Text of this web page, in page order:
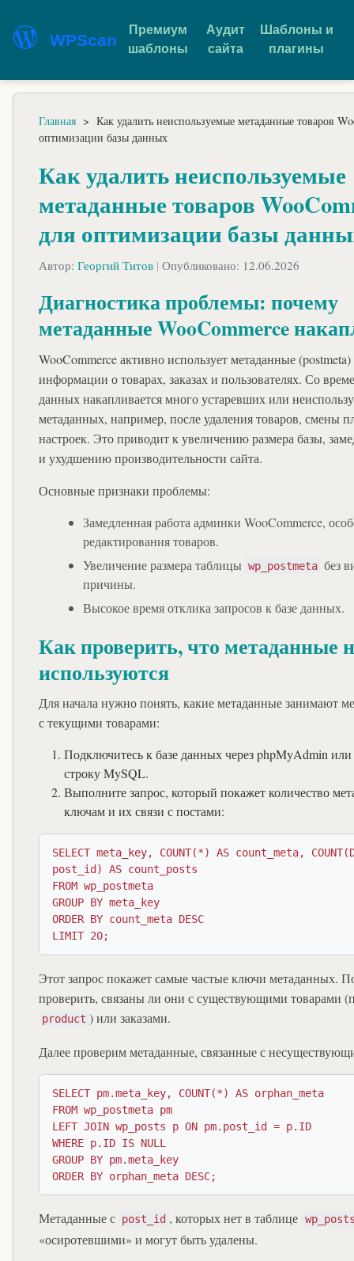
WPScan
Премиум
шаблоны
Аудит
сайта
Шаблоны и
плагины
Главная > Как удалить неиспользуемые метаданные товаров
оптимизации базы данных
Как удалить неиспользуемые
метаданные товаров
для оптимизации базы
Автор: Георгий Титов | Опубликовано: 12.06.2026
Диагностика проблемы: почему
метаданные WooCommerce
WooCommerce активно использует метаданные
информации о товарах, заказах и пользователях. Со
данных накапливается много устаревших или
метаданных, например, после удаления товаров, смены
настроек. Это приводит к увеличению размера базы,
и ухудшению производительности сайта.
Основные признаки проблемы:
Замедленная работа админки WooCommerce,
редактирования товаров.
Увеличение размера таблицы wp_postmeta без
причины.
Высокое время отклика запросов к базе данных.
Как проверить, что метаданные
используются
Для начала нужно понять, какие метаданные занимают
с текущими товарами:
Подключитесь к базе данных через phpMyAdmin
строку MySQL.
Выполните запрос, который покажет количество
ключам и их связи с постами:
SELECT meta_key, COUNT(*) AS count_meta,
post_id) AS count_posts
FROM wp_postmeta
GROUP BY meta_key
ORDER BY count_meta DESC
LIMIT 20;
Этот запрос покажет самые частые ключи метаданных.
проверить, связаны ли они с существующими товарами
product ) или заказами.
Далее проверим метаданные, связанные с
SELECT pm.meta_key, COUNT(*) AS orphan_meta
FROM wp_postmeta pm
LEFT JOIN wp_posts p ON pm.post_id = p.ID
WHERE p.ID IS NULL
GROUP BY pm.meta_key
Метаданные с post_id , которых нет в таблице
«осиротевшими» и могут быть удалены.